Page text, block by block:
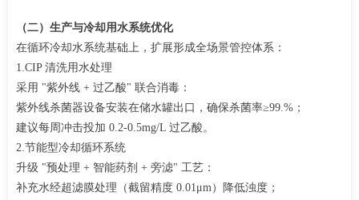
（二）生产与冷却用水系统优化
在循环冷却水系统基础上，扩展形成全场景管控体系：
1.CIP 清洗用水处理​
采用 "紫外线 + 过乙酸" 联合消毒：​
紫外线杀菌器设备安装在储水罐出口，确保杀菌率≥99.%；​
建议每周冲击投加 0.2-0.5mg/L 过乙酸。
2.节能型冷却循环系统
升级 "预处理 + 智能药剂 + 旁滤" 工艺：​
补充水经超滤膜处理（截留精度 0.01μm）降低浊度；​